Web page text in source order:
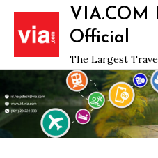
Skip
content
VIA.COM
Official
The Largest